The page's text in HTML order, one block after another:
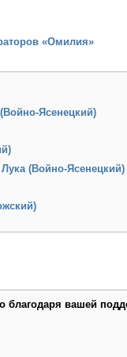
«Омилия»
Ясенецкий)
(Войно-Ясенецкий)
благодаря вашей